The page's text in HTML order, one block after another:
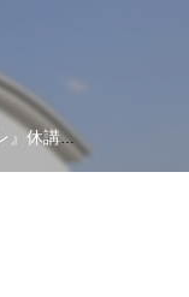
『全身バランスアップ ヨガ&筋トレ』休講のお知らせ